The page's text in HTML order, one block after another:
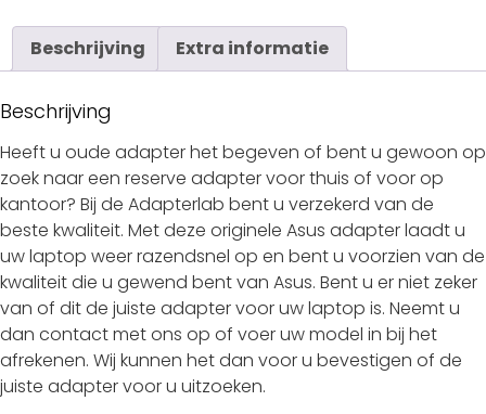
Beschrijving Extra informatie
Beschrijving
Heeft u oude adapter het begeven of bent u gewoon op
zoek naar een reserve adapter voor thuis of voor op
kantoor? Bij de Adapterlab bent u verzekerd van de
beste kwaliteit. Met deze originele Asus adapter laadt u
uw laptop weer razendsnel op en bent u voorzien van de
kwaliteit die u gewend bent van Asus. Bent u er niet zeker
van of dit de juiste adapter voor uw laptop is. Neemt u
dan contact met ons op of voer uw model in bij het
afrekenen. Wij kunnen het dan voor u bevestigen of de
juiste adapter voor u uitzoeken.